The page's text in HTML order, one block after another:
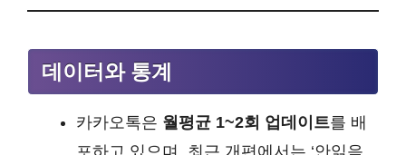
데이터와 통계
카카오톡은 월평균 1~2회 업데이트를 배